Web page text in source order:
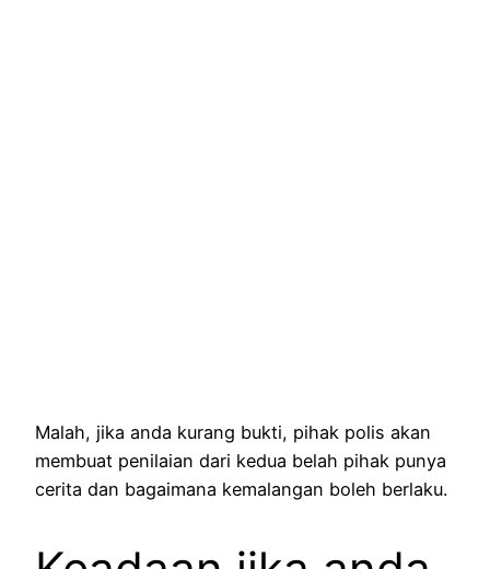
Malah, jika anda kurang bukti, pihak polis akan
membuat penilaian dari kedua belah pihak punya
cerita dan bagaimana kemalangan boleh berlaku.